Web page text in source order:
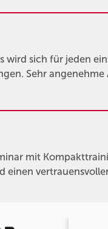
wird sich für jeden
Sehr
mit
einen